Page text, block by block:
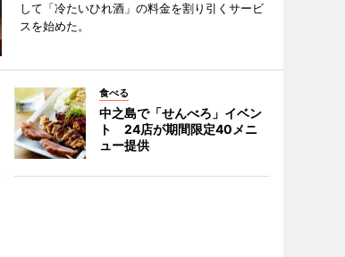
して「冷たいひれ酒」の料金を割り引くサービ
スを始めた。
食べる
中之島で「せんべろ」イベン
ト 24店が期間限定40メニ
ュー提供